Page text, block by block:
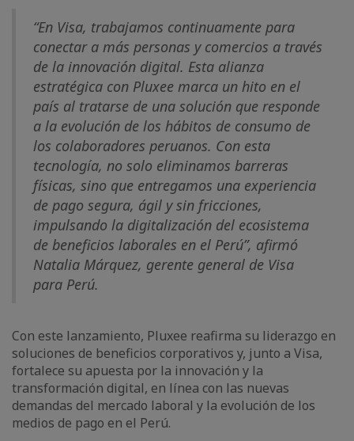
“En Visa, trabajamos continuamente para
conectar a más personas y comercios a través
de la innovación digital. Esta alianza
estratégica con Pluxee marca un hito en el
país al tratarse de una solución que responde
a la evolución de los hábitos de consumo de
los colaboradores peruanos. Con esta
tecnología, no solo eliminamos barreras
físicas, sino que entregamos una experiencia
de pago segura, ágil y sin fricciones,
impulsando la digitalización del ecosistema
de beneficios laborales en el Perú”, afirmó
Natalia Márquez, gerente general de Visa
para Perú.
Con este lanzamiento, Pluxee reafirma su liderazgo en
soluciones de beneficios corporativos y, junto a Visa,
fortalece su apuesta por la innovación y la
transformación digital, en línea con las nuevas
demandas del mercado laboral y la evolución de los
medios de pago en el Perú.